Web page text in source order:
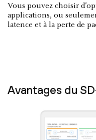
Vous pouvez choisir
applications, ou
latence et à la perte de
Avantages du